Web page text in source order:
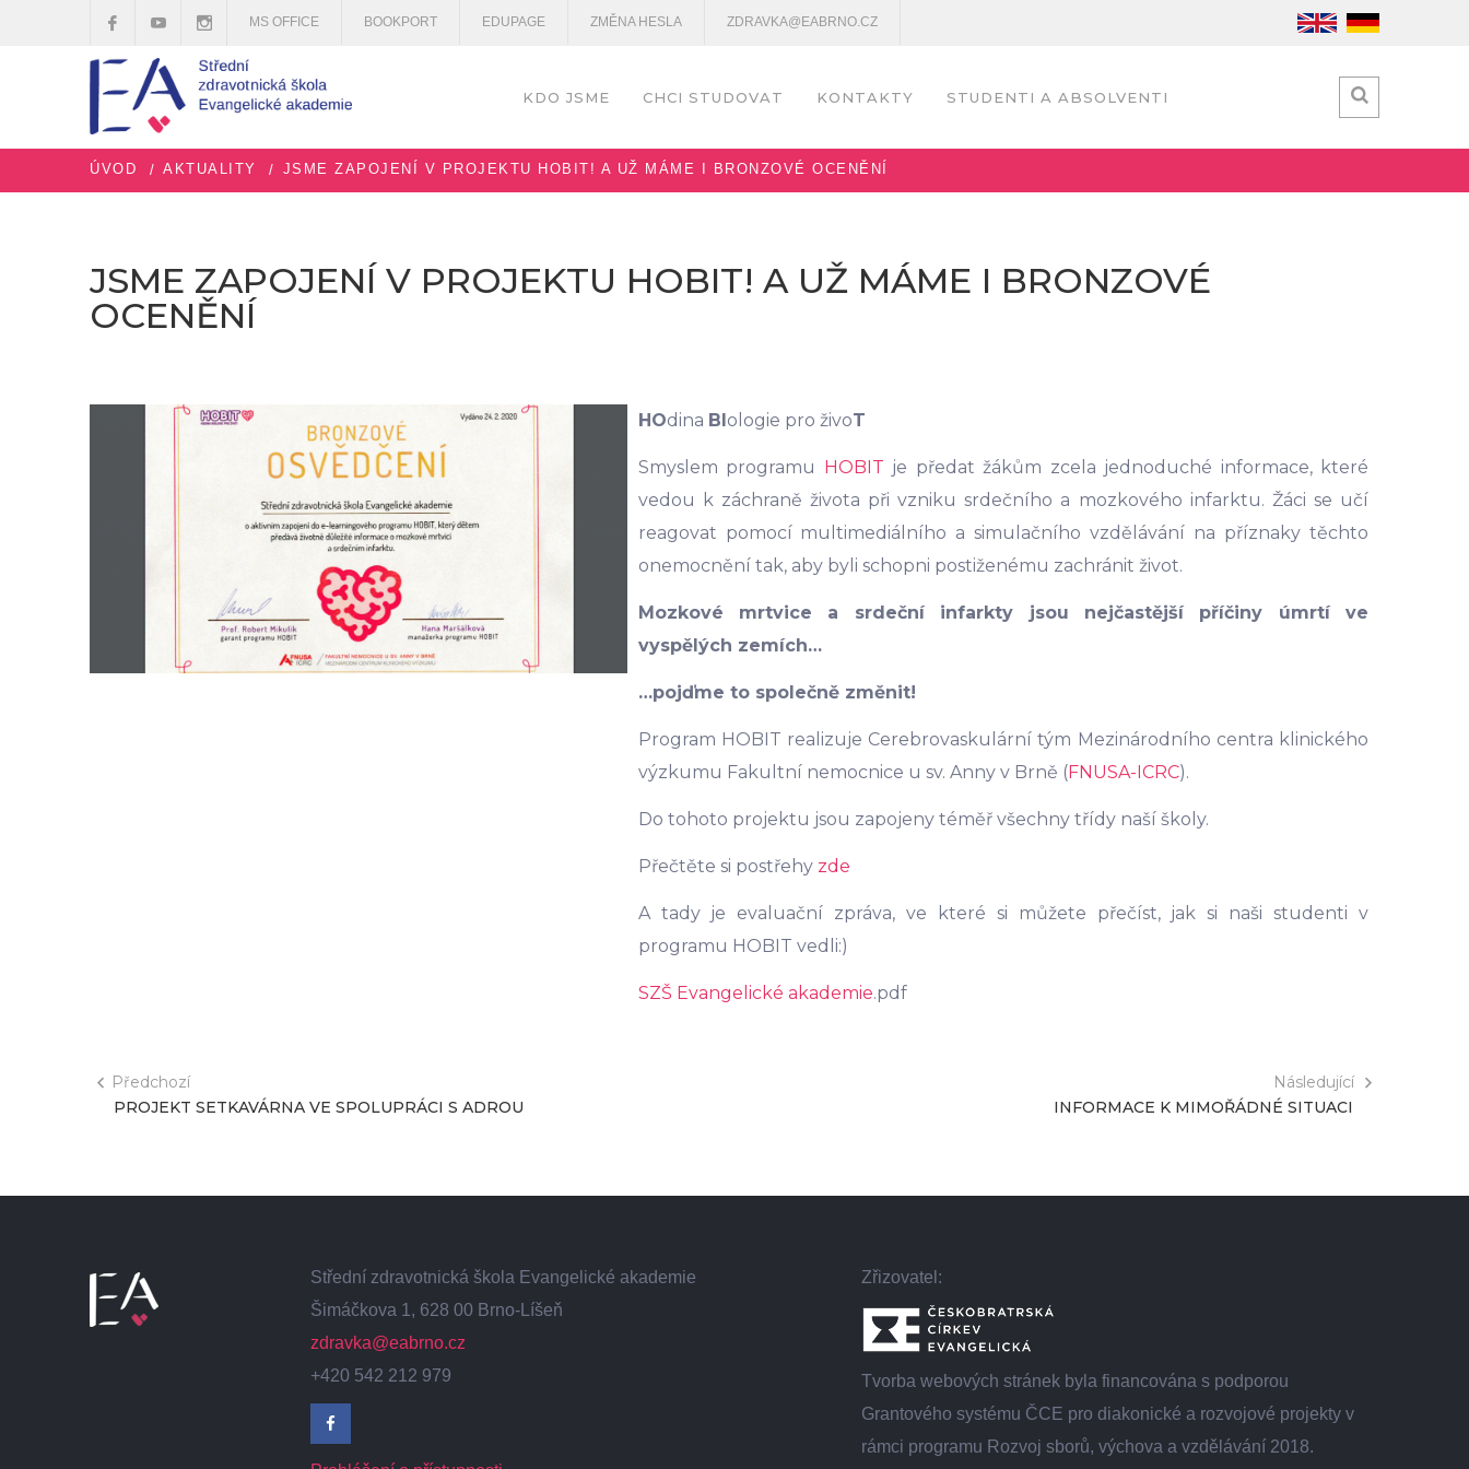
MS OFFICE BOOKPORT EDUPAGE ZMĚNA HESLA ZDRAVKA@EABRNO.CZ
KDO JSME CHCI STUDOVAT KONTAKTY STUDENTI A ABSOLVENTI
ÚVOD AKTUALITY JSME ZAPOJENÍ V PROJEKTU HOBIT! A UŽ MÁME I BRONZOVÉ OCENĚNÍ
JSME ZAPOJENÍ V PROJEKTU HOBIT! A UŽ MÁME I BRONZOVÉ
OCENĚNÍ
HOdina BIologie pro živoT
Smyslem programu HOBIT je předat žákům zcela jednoduché informace, které
vedou k záchraně života při vzniku srdečního a mozkového infarktu. Žáci se učí
reagovat pomocí multimediálního a simulačního vzdělávání na příznaky těchto
onemocnění tak, aby byli schopni postiženému zachránit život.
Mozkové mrtvice a srdeční infarkty jsou nejčastější příčiny úmrtí ve
vyspělých zemích…
…pojďme to společně změnit!
Program HOBIT realizuje Cerebrovaskulární tým Mezinárodního centra klinického
výzkumu Fakultní nemocnice u sv. Anny v Brně (FNUSA-ICRC).
Do tohoto projektu jsou zapojeny téměř všechny třídy naší školy.
Přečtěte si postřehy zde
A tady je evaluační zpráva, ve které si můžete přečíst, jak si naši studenti v
programu HOBIT vedli:)
SZŠ Evangelické akademie.pdf
Předchozí
PROJEKT SETKAVÁRNA VE SPOLUPRÁCI S ADROU
Následující
INFORMACE K MIMOŘÁDNÉ SITUACI
Střední zdravotnická škola Evangelické akademie
Šimáčkova 1, 628 00 Brno-Líšeň
zdravka@eabrno.cz
+420 542 212 979
Zřizovatel:
Tvorba webových stránek byla financována s podporou
Grantového systému ČCE pro diakonické a rozvojové projekty v
rámci programu Rozvoj sborů, výchova a vzdělávání 2018.